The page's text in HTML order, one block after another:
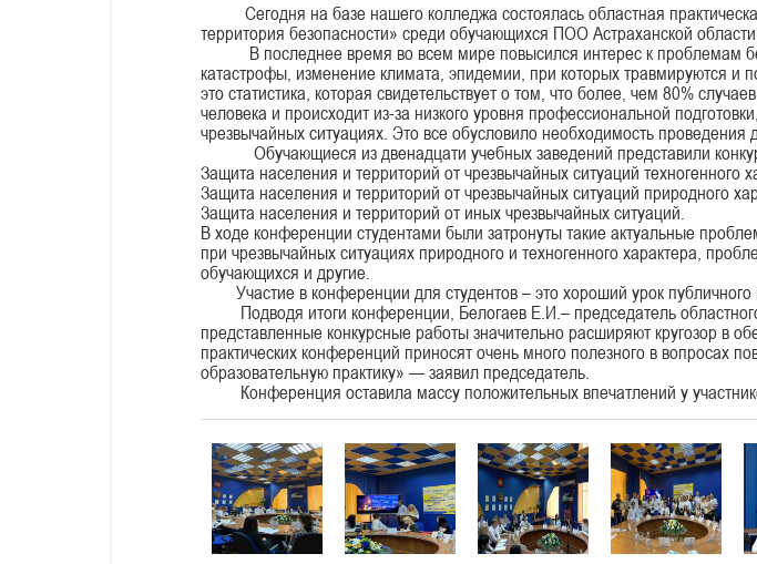
Сегодня на базе нашего колледжа состоялась областная
территория безопасности» среди обучающихся ПОО Астраханской
В последнее время во всем мире повысился интерес к проблемам
катастрофы, изменение климата, эпидемии, при которых травмируются и
это статистика, которая свидетельствует о том, что более, чем 80%
человека и происходит из-за низкого уровня профессиональной
чрезвычайных ситуациях. Это все обусловило необходимость проведения
Обучающиеся из двенадцати учебных заведений представили
Защита населения и территорий от чрезвычайных ситуаций техногенного
Защита населения и территорий от чрезвычайных ситуаций природного
Защита населения и территорий от иных чрезвычайных ситуаций.
В ходе конференции студентами были затронуты такие актуальные
при чрезвычайных ситуациях природного и техногенного характера,
обучающихся и другие.
Участие в конференции для студентов – это хороший урок публичного
Подводя итоги конференции, Белогаев Е.И.– председатель
представленные конкурсные работы значительно расширяют кругозор в
практических конференций приносят очень много полезного в вопросах
образовательную практику» — заявил председатель.
Конференция оставила массу положительных впечатлений у